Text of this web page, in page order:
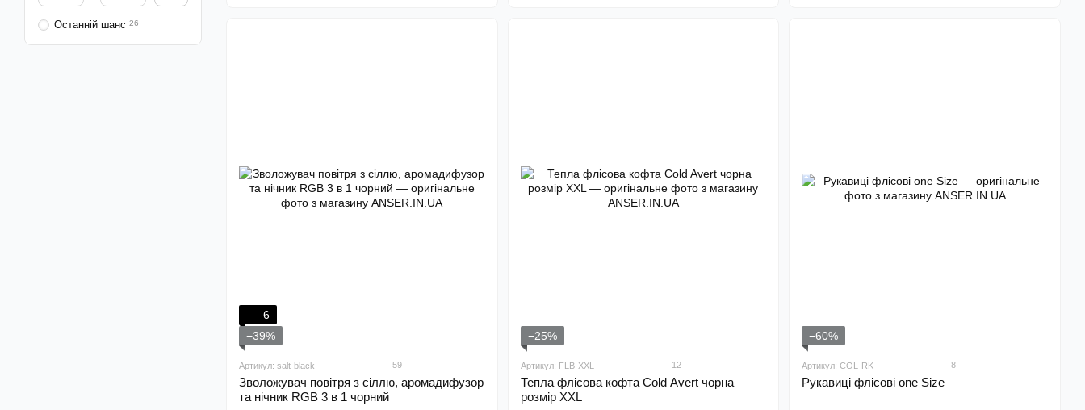
6
−39%
Артикул: salt-black 59
Зволожувач повітря з сіллю, аромадифузор
та нічник RGB 3 в 1 чорний
−25%
Артикул: FLB-XXL 12
Тепла флісова кофта Cold Avert чорна
розмір XXL
−60%
Артикул: COL-RK 8
Рукавиці флісові one Size
Останній шанс 26